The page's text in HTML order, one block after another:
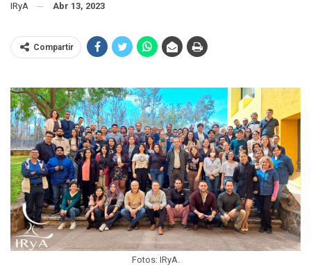
IRyA Abr 13, 2023
Compartir
Fotos: IRyA.